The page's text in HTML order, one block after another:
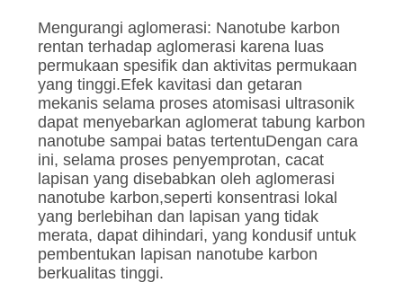
Mengurangi aglomerasi: Nanotube karbon
rentan terhadap aglomerasi karena luas
permukaan spesifik dan aktivitas permukaan
yang tinggi.Efek kavitasi dan getaran
mekanis selama proses atomisasi ultrasonik
dapat menyebarkan aglomerat tabung karbon
nanotube sampai batas tertentuDengan cara
ini, selama proses penyemprotan, cacat
lapisan yang disebabkan oleh aglomerasi
nanotube karbon,seperti konsentrasi lokal
yang berlebihan dan lapisan yang tidak
merata, dapat dihindari, yang kondusif untuk
pembentukan lapisan nanotube karbon
berkualitas tinggi.